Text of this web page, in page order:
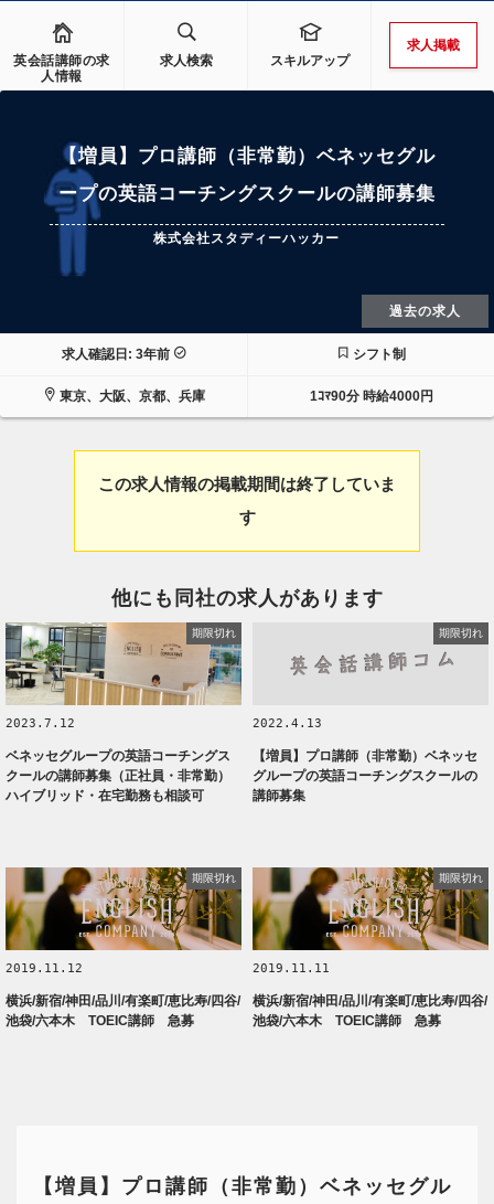
英会話講師の求
人情報
求人検索 スキルアップ
求人掲載
【増員】プロ講師（非常勤）ベネッセグル
ープの英語コーチングスクールの講師募集
株式会社スタディーハッカー
過去の求人
求人確認日: 3年前 シフト制
東京、大阪、京都、兵庫 1ｺﾏ90分 時給4000円
この求人情報の掲載期間は終了していま
す
他にも同社の求人があります
期限切れ
2023.7.12
ベネッセグループの英語コーチングス
クールの講師募集（正社員・非常勤）
ハイブリッド・在宅勤務も相談可
期限切れ
2022.4.13
【増員】プロ講師（非常勤）ベネッセ
グループの英語コーチングスクールの
講師募集
期限切れ
2019.11.12
横浜/新宿/神田/品川/有楽町/恵比寿/四谷/
池袋/六本木 TOEIC講師 急募
期限切れ
2019.11.11
横浜/新宿/神田/品川/有楽町/恵比寿/四谷/
池袋/六本木 TOEIC講師 急募
【増員】プロ講師（非常勤）ベネッセグル